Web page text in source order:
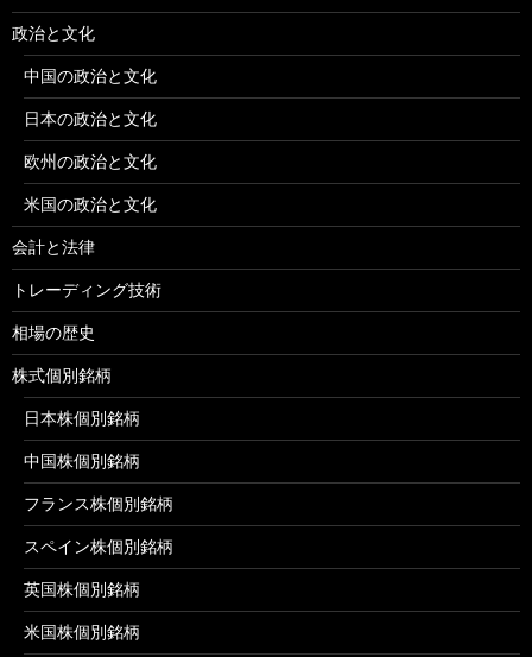
政治と文化
中国の政治と文化
日本の政治と文化
欧州の政治と文化
米国の政治と文化
会計と法律
トレーディング技術
相場の歴史
株式個別銘柄
日本株個別銘柄
中国株個別銘柄
フランス株個別銘柄
スペイン株個別銘柄
英国株個別銘柄
米国株個別銘柄